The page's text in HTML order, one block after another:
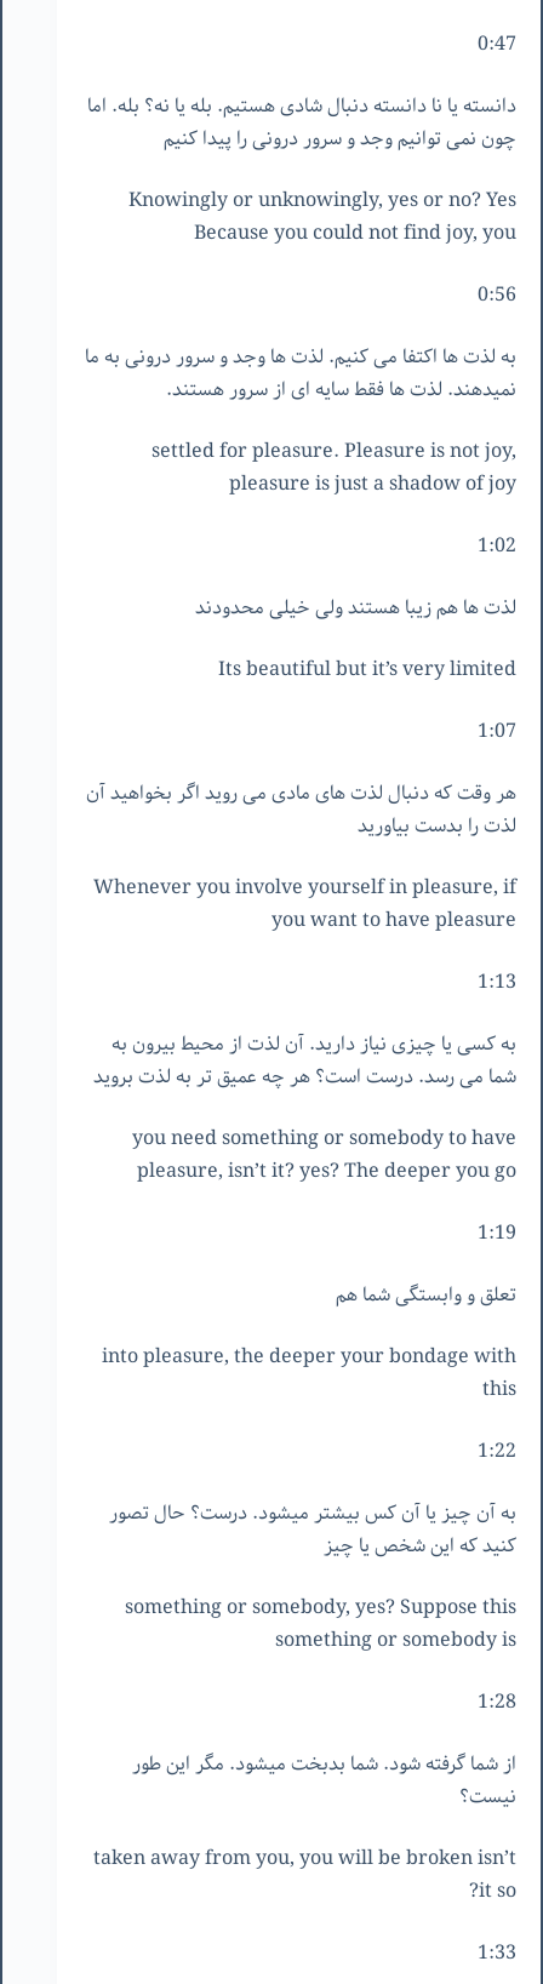
0:47
دانسته یا نا دانسته دنبال شادی هستیم. بله یا نه؟ بله. اما
چون نمی توانیم وجد و سرور درونی را پیدا کنیم
Knowingly or unknowingly, yes or no? Yes
Because you could not find joy, you
0:56
به لذت ها اکتفا می کنیم. لذت ها وجد و سرور درونی به ما
نمیدهند. لذت ها فقط سایه ای از سرور هستند.
settled for pleasure. Pleasure is not joy,
pleasure is just a shadow of joy
1:02
لذت ها هم زیبا هستند ولی خیلی محدودند
Its beautiful but it’s very limited
1:07
هر وقت که دنبال لذت های مادی می روید اگر بخواهید آن
لذت را بدست بیاورید
Whenever you involve yourself in pleasure, if
you want to have pleasure
1:13
به کسی یا چیزی نیاز دارید. آن لذت از محیط بیرون به
شما می رسد. درست است؟ هر چه عمیق تر به لذت بروید
you need something or somebody to have
pleasure, isn’t it? yes? The deeper you go
1:19
تعلق و وابستگی شما هم
into pleasure, the deeper your bondage with
this
1:22
به آن چیز یا آن کس بیشتر میشود. درست؟ حال تصور
کنید که این شخص یا چیز
something or somebody, yes? Suppose this
something or somebody is
1:28
از شما گرفته شود. شما بدبخت میشود. مگر این طور
نیست؟
taken away from you, you will be broken isn’t
it so?
1:33